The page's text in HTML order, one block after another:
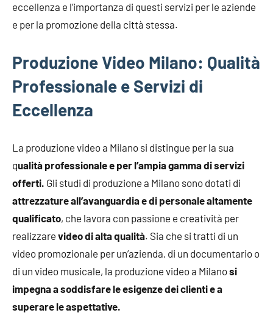
eccellenza e l’importanza di questi servizi per le aziende
e per la promozione della città stessa.
Produzione Video Milano: Qualità
Professionale e Servizi di
Eccellenza
La produzione video a Milano si distingue per la sua
qualità professionale e per l’ampia gamma di servizi
offerti. Gli studi di produzione a Milano sono dotati di
attrezzature all’avanguardia e di personale altamente
qualificato, che lavora con passione e creatività per
realizzare video di alta qualità. Sia che si tratti di un
video promozionale per un’azienda, di un documentario o
di un video musicale, la produzione video a Milanosi
impegna a soddisfare le esigenze dei clienti e a
superare le aspettative.